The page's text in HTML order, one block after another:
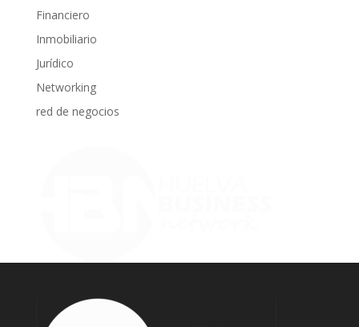
Financiero
Inmobiliario
Jurídico
Networking
red de negocios